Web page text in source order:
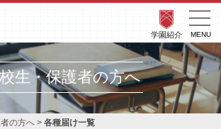
学園紹介
生・保護者の方へ
の方へ > 各種届け一覧
MENU